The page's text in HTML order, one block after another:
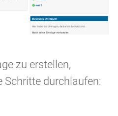
zu erstellen,
Schritte durchlaufen: